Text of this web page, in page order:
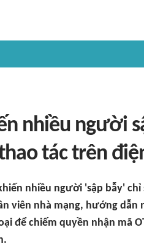
nhiều người
tác trên
nhiều người 'sập bẫy' chỉ
viên nhà mạng, hướng dẫn
để chiếm quyền nhận mã